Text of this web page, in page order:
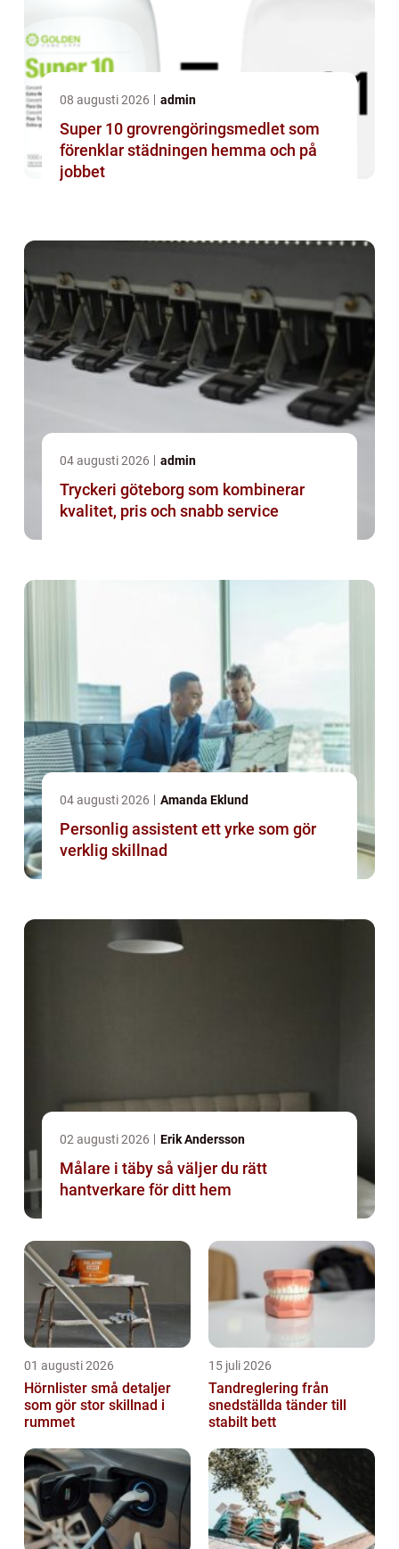
08 augusti 2026 admin
Super 10 grovrengöringsmedlet som
förenklar städningen hemma och på
jobbet
04 augusti 2026 admin
Tryckeri göteborg som kombinerar
kvalitet, pris och snabb service
04 augusti 2026 Amanda Eklund
Personlig assistent ett yrke som gör
verklig skillnad
02 augusti 2026 Erik Andersson
Målare i täby så väljer du rätt
hantverkare för ditt hem
01 augusti 2026
Hörnlister små detaljer
som gör stor skillnad i
rummet
15 juli 2026
Tandreglering från
snedställda tänder till
stabilt bett